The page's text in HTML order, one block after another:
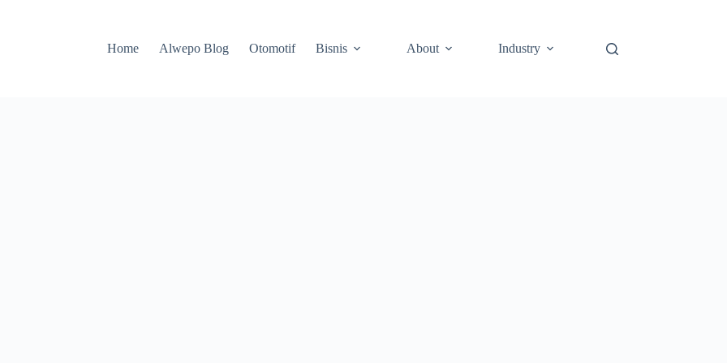
Home
Alwepo Blog Otomotif Bisnis About Industry